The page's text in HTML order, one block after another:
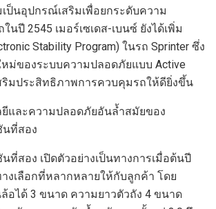
เป็นอุปกรณ์เสริมเพื่อยกระดับความ
ในปี 2545 เมอร์เซเดส-เบนซ์ ยังได้เพิ่ม
Stability Program) ในรถ Sprinter ซึ่ง
หม่ของระบบความปลอดภัยแบบ Active
ริมประสิทธิภาพการควบคุมรถให้ดียิ่งขึ้น
ยีและความปลอดภัยอันล้ำสมัยของ
นที่สอง
นที่สอง เปิดตัวอย่างเป็นทางการเมื่อต้นปี
งเลือกที่หลากหลายให้กับลูกค้า โดย
อได้ 3 ขนาด ความยาวตัวถัง 4 ขนาด